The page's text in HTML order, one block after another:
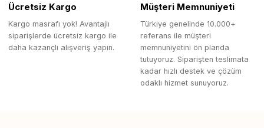
Ücretsiz Kargo
Kargo masrafı yok! Avantajlı
siparişlerde ücretsiz kargo ile
daha kazançlı alışveriş yapın.
Müşteri Memnuniyeti
Türkiye genelinde 10.000+
referans ile müşteri
memnuniyetini ön planda
tutuyoruz. Siparişten teslimata
kadar hızlı destek ve çözüm
odaklı hizmet sunuyoruz.